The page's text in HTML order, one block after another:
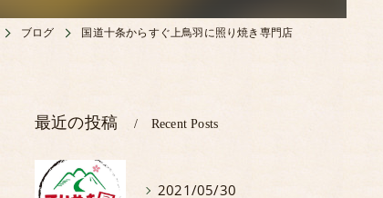
ブログ 国道十条からすぐ上鳥羽に照り焼き専門店
最近の投稿 Recent Posts
2021/05/30